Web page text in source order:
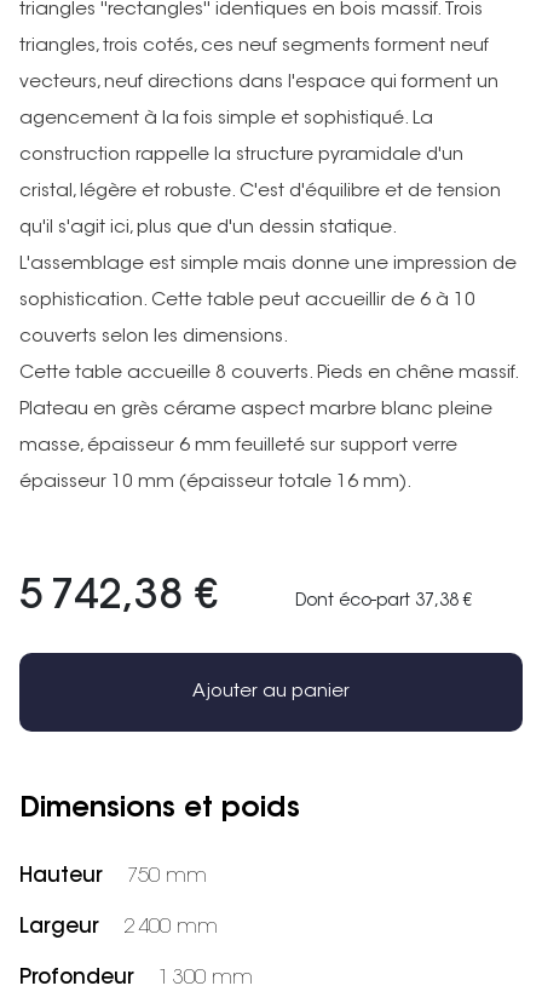
triangles ''rectangles'' identiques en bois massif. Trois
triangles, trois cotés, ces neuf segments forment neuf
vecteurs, neuf directions dans l'espace qui forment un
agencement à la fois simple et sophistiqué. La
construction rappelle la structure pyramidale d'un
cristal, légère et robuste. C'est d'équilibre et de tension
qu'il s'agit ici, plus que d'un dessin statique.
L'assemblage est simple mais donne une impression de
sophistication. Cette table peut accueillir de 6 à 10
couverts selon les dimensions.
Cette table accueille 8 couverts. Pieds en chêne massif.
Plateau en grès cérame aspect marbre blanc pleine
masse, épaisseur 6 mm feuilleté sur support verre
épaisseur 10 mm (épaisseur totale 16 mm).
5 742,38 € Dont éco-part 37,38 €
Ajouter au panier
Dimensions et poids
Hauteur 750 mm
Largeur 2 400 mm
Profondeur 1 300 mm